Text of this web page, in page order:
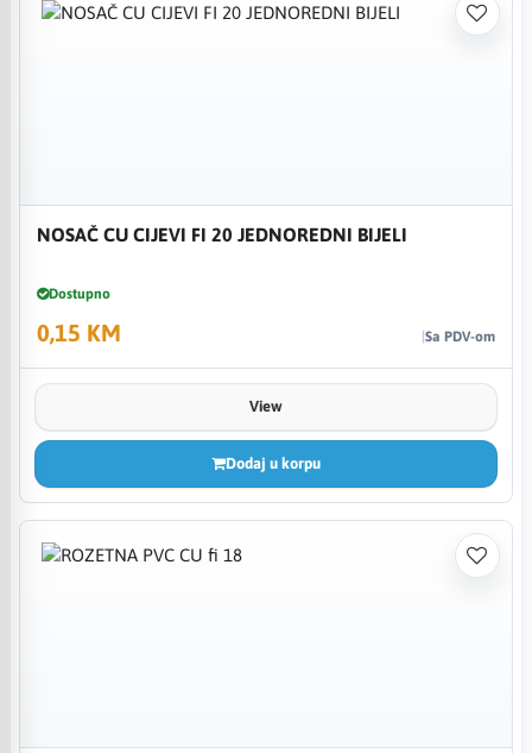
NOSAČ CU CIJEVI FI 20 JEDNOREDNI BIJELI
Dostupno
0,15 KM Sa PDV-om
View
Dodaj u korpu